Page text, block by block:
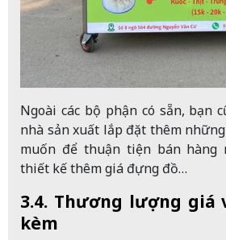
Ngoài các bộ phận có sẵn, bạn
nhà sản xuất lắp đặt thêm
muốn để thuận tiện bán hàng
thiết kế thêm giá đựng đồ…
3.4. Thương lượng giá
kèm